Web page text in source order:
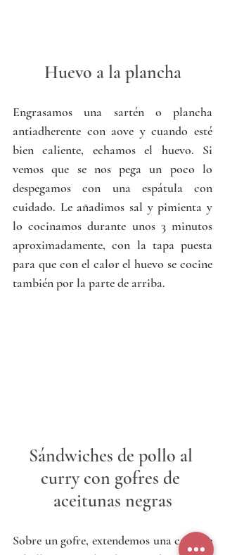
Huevo a la plancha
Engrasamos una sartén o plancha
antiadherente con aove y cuando esté
bien caliente, echamos el huevo. Si
vemos que se nos pega un poco lo
despegamos con una espátula con
cuidado. Le añadimos sal y pimienta y
lo cocinamos durante unos 3 minutos
aproximadamente, con la tapa puesta
para que con el calor el huevo se cocine
también por la parte de arriba.
Sándwiches de pollo al
curry con gofres de
aceitunas negras
Sobre un gofre, extendemos una capa de